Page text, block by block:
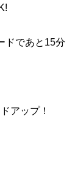
ドであと15分
アップ！